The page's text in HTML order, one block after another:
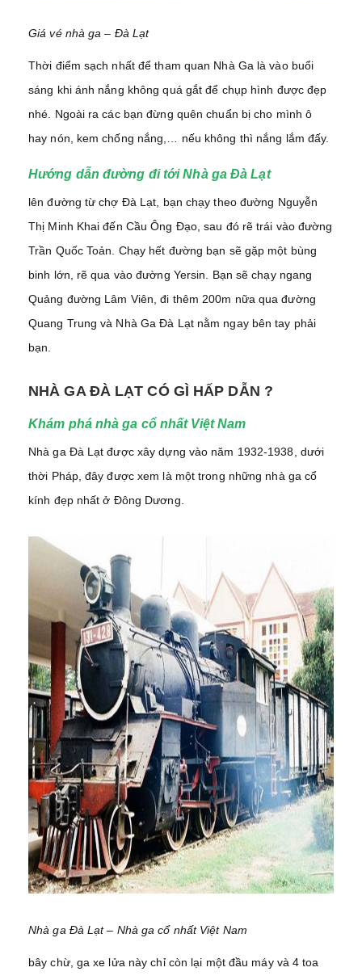
Giá vé nhà ga – Đà Lạt
Thời điểm sạch nhất để tham quan Nhà Ga là vào buổi
sáng khi ánh nắng không quá gắt để chụp hình được đẹp
nhé. Ngoài ra các bạn đừng quên chuẩn bị cho mình ô
hay nón, kem chống nắng,… nếu không thì nắng lắm đấy.
Hướng dẫn đường đi tới Nhà ga Đà Lạt
lên đường từ chợ Đà Lạt, bạn chạy theo đường Nguyễn
Thị Minh Khai đến Cầu Ông Đạo, sau đó rẽ trái vào đường
Trần Quốc Toản. Chạy hết đường bạn sẽ gặp một bùng
binh lớn, rẽ qua vào đường Yersin. Bạn sẽ chạy ngang
Quảng đường Lâm Viên, đi thêm 200m nữa qua đường
Quang Trung và Nhà Ga Đà Lạt nằm ngay bên tay phải
bạn.
NHÀ GA ĐÀ LẠT CÓ GÌ HẤP DẪN ?
Khám phá nhà ga cổ nhất Việt Nam
Nhà ga Đà Lạt được xây dựng vào năm 1932-1938, dưới
thời Pháp, đây được xem là một trong những nhà ga cổ
kính đẹp nhất ở Đông Dương.
Nhà ga Đà Lạt – Nhà ga cổ nhất Việt Nam
bây chừ, ga xe lửa này chỉ còn lại một đầu máy và 4 toa